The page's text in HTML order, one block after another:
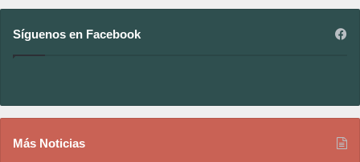
Síguenos en Facebook
Más Noticias